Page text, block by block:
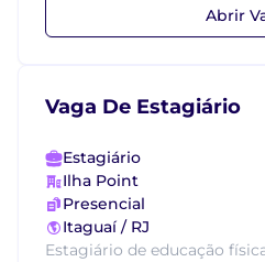
Abrir
Vaga De Estagiário
Estagiário
Ilha Point
Presencial
Itaguaí / RJ
Estagiário de educação